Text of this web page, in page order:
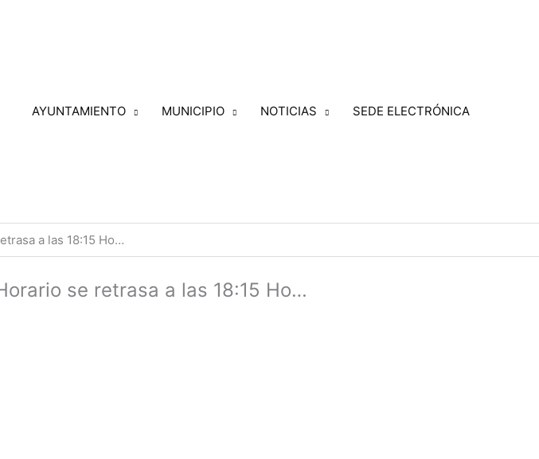
AYUNTAMIENTO MUNICIPIO NOTICIAS SEDE ELECTRÓNICA
a las 18:15 Ho…
se retrasa a las 18:15 Ho…